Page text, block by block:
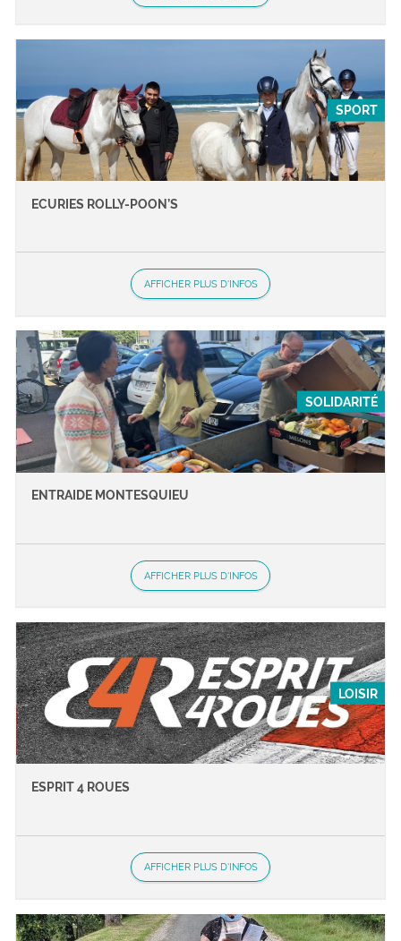
SPORT
ECURIES ROLLY-POON’S
AFFICHER PLUS D'INFOS
SOLIDARITÉ
ENTRAIDE MONTESQUIEU
AFFICHER PLUS D'INFOS
LOISIR
ESPRIT 4 ROUES
AFFICHER PLUS D'INFOS